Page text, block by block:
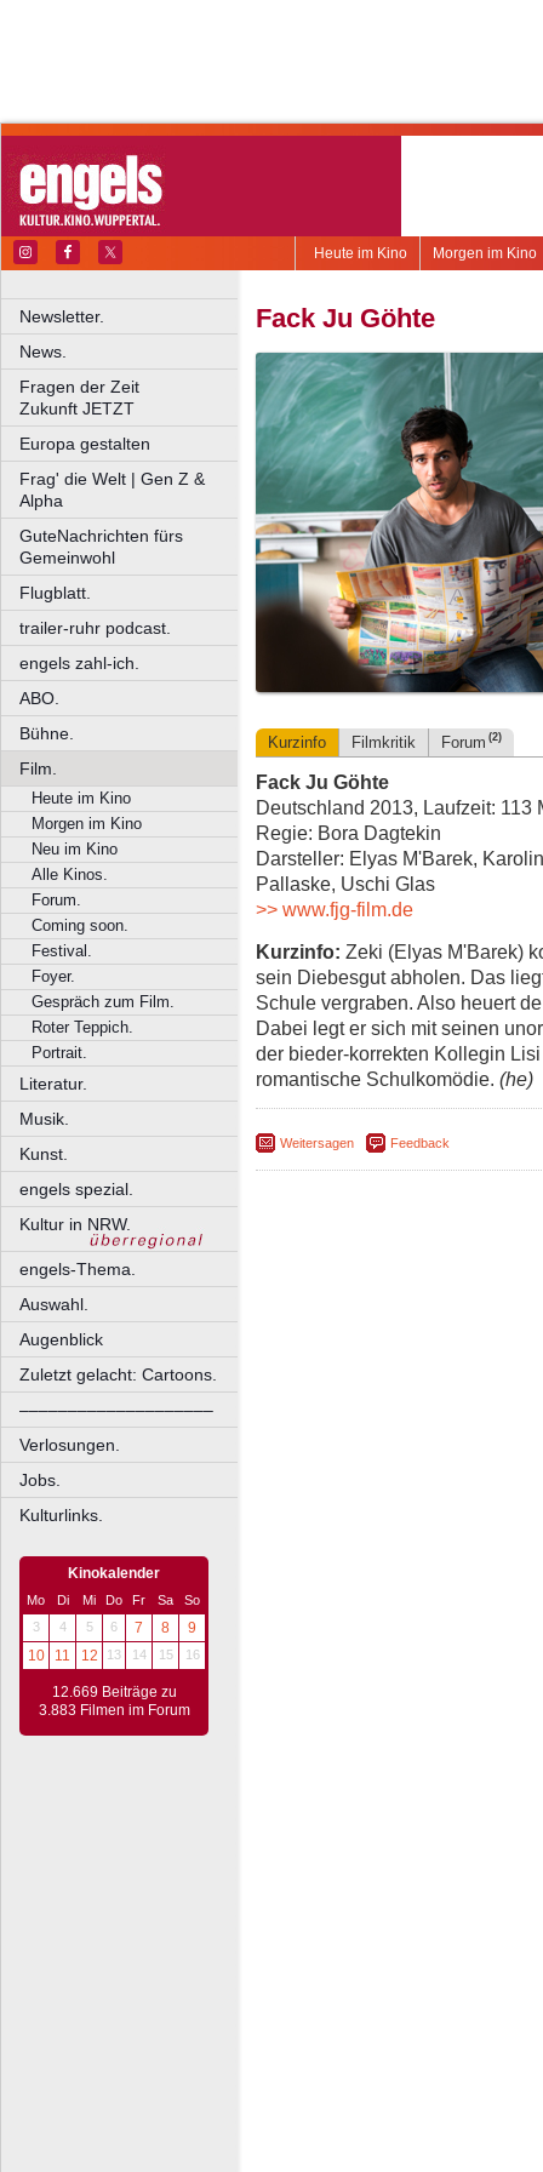
Morgen im Kino
Heute im Kino
Newsletter.
News.
Fragen der Zeit
Zukunft JETZT
Europa gestalten
Frag' die Welt | Gen Z &
Alpha
GuteNachrichten fürs
Gemeinwohl
Flugblatt.
trailer-ruhr podcast.
engels zahl-ich.
ABO.
Bühne.
Film.
Heute im Kino
Morgen im Kino
Neu im Kino
Alle Kinos.
Forum.
Coming soon.
Festival.
Foyer.
Gespräch zum Film.
Roter Teppich.
Portrait.
Literatur.
Musik.
Kunst.
engels spezial.
Kultur in NRW.
engels-Thema.
Auswahl.
Augenblick
Zuletzt gelacht: Cartoons.
––––––––––––––––––––
Verlosungen.
Jobs.
Kulturlinks.
Kinokalender
Mo Di Mi Do Fr Sa
So
3
4 5 6 7 8
9
10
11 12 13 14 15 16
12.669 Beiträge zu
3.883 Filmen im Forum
Fack Ju Göhte
Kurzinfo Filmkritik Forum (2)
Fack Ju Göhte
Deutschland 2013, Laufzeit: 113
Regie: Bora Dagtekin
Darsteller: Elyas M'Barek,
Pallaske, Uschi Glas
>> www.fjg-film.de
Kurzinfo: Zeki (Elyas M'Barek)
sein Diebesgut abholen. Das
Schule vergraben. Also heuert
Dabei legt er sich mit seinen
der bieder-korrekten Kollegin
romantische Schulkomödie. (he)
Weitersagen Feedback